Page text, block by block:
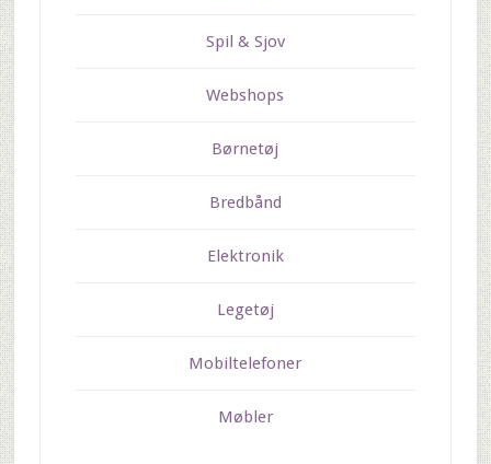
Spil & Sjov
Webshops
Børnetøj
Bredbånd
Elektronik
Legetøj
Mobiltelefoner
Møbler